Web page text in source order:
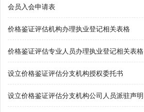
会员入会申请表
价格鉴证评估机构办理执业登记相关表格
价格鉴证评估专业人员办理执业登记相关表格
设立价格鉴证评估分支机构授权委托书
设立价格鉴证评估分支机构公司人员派驻声明